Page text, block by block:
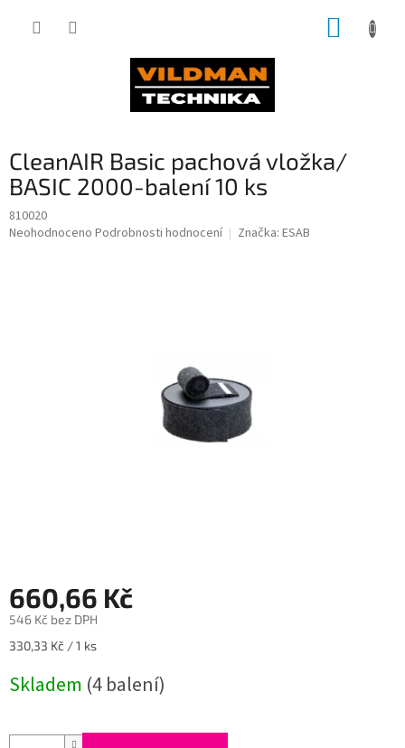
CleanAIR Basic pachová vložka/
BASIC 2000-balení 10 ks
810020
Průměrné
Neohodnoceno Podrobnosti hodnocení Značka: ESAB
660,66 Kč
546 Kč bez DPH
Měrná
330,33 Kč / 1 ks
Skladem (4 balení)